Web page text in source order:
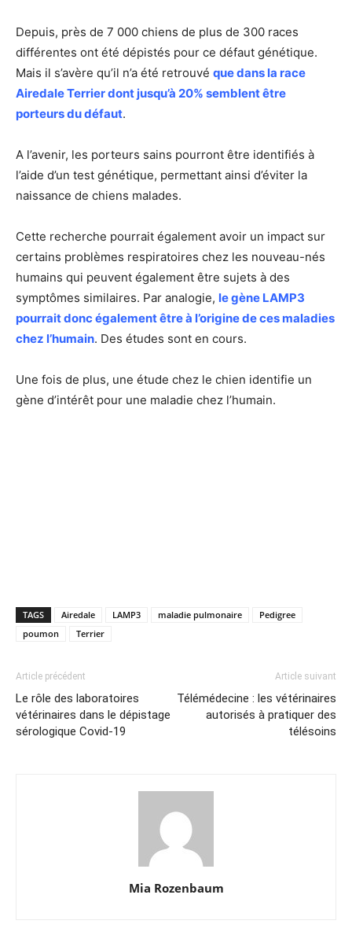
Depuis, près de 7 000 chiens de plus de 300 races
différentes ont été dépistés pour ce défaut génétique.
Mais il s’avère qu’il n’a été retrouvé que dans la race
Airedale Terrier dont jusqu’à 20% semblent être
porteurs du défaut.
A l’avenir, les porteurs sains pourront être identifiés à
l’aide d’un test génétique, permettant ainsi d’éviter la
naissance de chiens malades.
Cette recherche pourrait également avoir un impact sur
certains problèmes respiratoires chez les nouveau-nés
humains qui peuvent également être sujets à des
symptômes similaires. Par analogie, le gène LAMP3
pourrait donc également être à l’origine de ces maladies
chez l’humain. Des études sont en cours.
Une fois de plus, une étude chez le chien identifie un
gène d’intérêt pour une maladie chez l’humain.
TAGS Airedale LAMP3 maladie pulmonaire
Pedigree
poumon
Terrier
Article précédent
Le rôle des laboratoires
vétérinaires dans le dépistage
sérologique Covid-19
Article suivant
Télémédecine : les vétérinaires
autorisés à pratiquer des
télésoins
Mia Rozenbaum